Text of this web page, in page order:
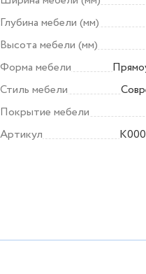
Глубина мебели (мм)
Высота мебели (мм)
Форма мебели
Стиль мебели
Покрытие мебели
Артикул